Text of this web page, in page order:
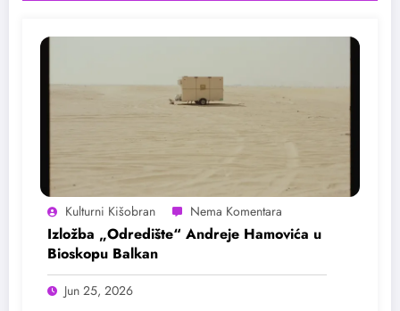
Kulturni Kišobran
Izložba „Odredište“ Andreje Hamovića u
Bioskopu Balkan
Jun 25, 2026